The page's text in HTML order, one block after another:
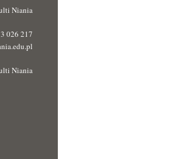
Niania
026 217
Niania